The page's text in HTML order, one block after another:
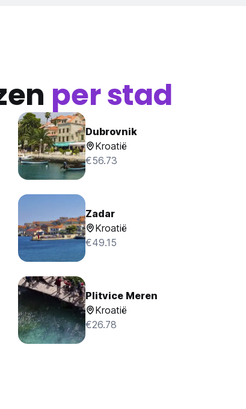
per stad
Dubrovnik
Kroatië
€56.73
Zadar
Kroatië
€49.15
Plitvice Meren
Kroatië
€26.78